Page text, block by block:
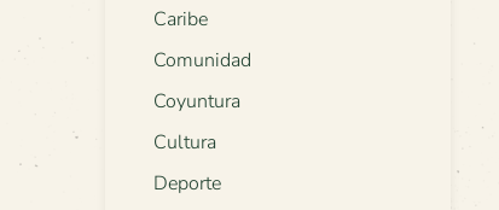
Caribe
Comunidad
Coyuntura
Cultura
Deporte